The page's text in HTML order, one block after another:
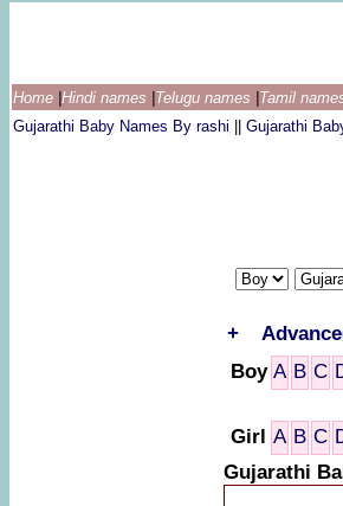
Home Hindi names Telugu names Tamil
Gujarathi Baby Names By rashi
Gujarathi
+
Boy A B C
Girl A B C
Gujarathi